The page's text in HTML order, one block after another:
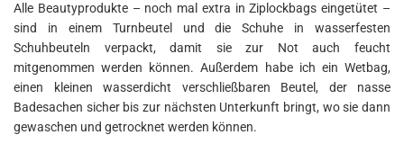
Alle Beautyprodukte – noch mal extra in Ziplockbags eingetütet –
sind in einem Turnbeutel und die Schuhe in wasserfesten
Schuhbeuteln verpackt, damit sie zur Not auch feucht
mitgenommen werden können. Außerdem habe ich ein Wetbag,
einen kleinen wasserdicht verschließbaren Beutel, der nasse
Badesachen sicher bis zur nächsten Unterkunft bringt, wo sie dann
gewaschen und getrocknet werden können.